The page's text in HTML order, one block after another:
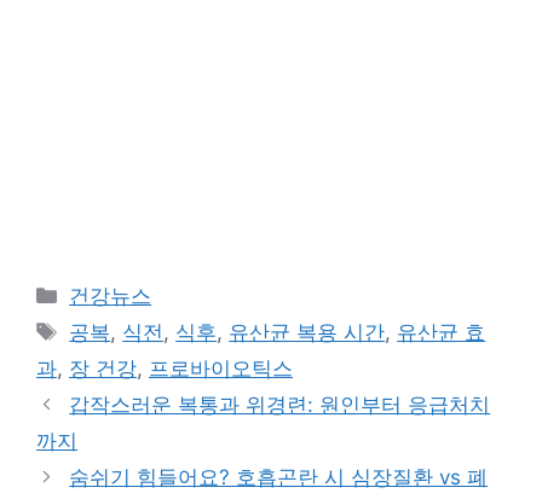
카
테
고
리
건강뉴스
태
그
공복, 식전 , 식후, 유산균 복용 시간, 유산균 효
과, 장 건강, 프로바이오틱스
갑작스러운 복통과 위경련: 원인부터 응급처치
까지
숨쉬기 힘들어요? 호흡곤란 시 심장질환 vs 폐